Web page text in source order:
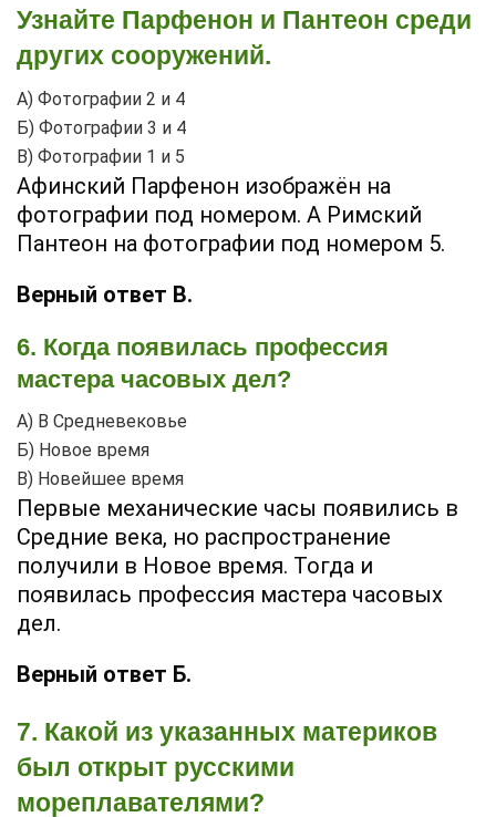
Узнайте Парфенон и Пантеон среди
других сооружений.
А) Фотографии 2 и 4
Б) Фотографии 3 и 4
В) Фотографии 1 и 5
Афинский Парфенон изображён на
фотографии под номером. А Римский
Пантеон на фотографии под номером 5.
Верный ответ В.
6. Когда появилась профессия
мастера часовых дел?
А) В Средневековье
Б) Новое время
В) Новейшее время
Первые механические часы появились в
Средние века, но распространение
получили в Новое время. Тогда и
появилась профессия мастера часовых
дел.
Верный ответ Б.
7. Какой из указанных материков
был открыт русскими
мореплавателями?